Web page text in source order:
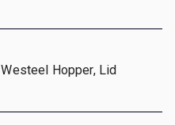
Hopper, Lid